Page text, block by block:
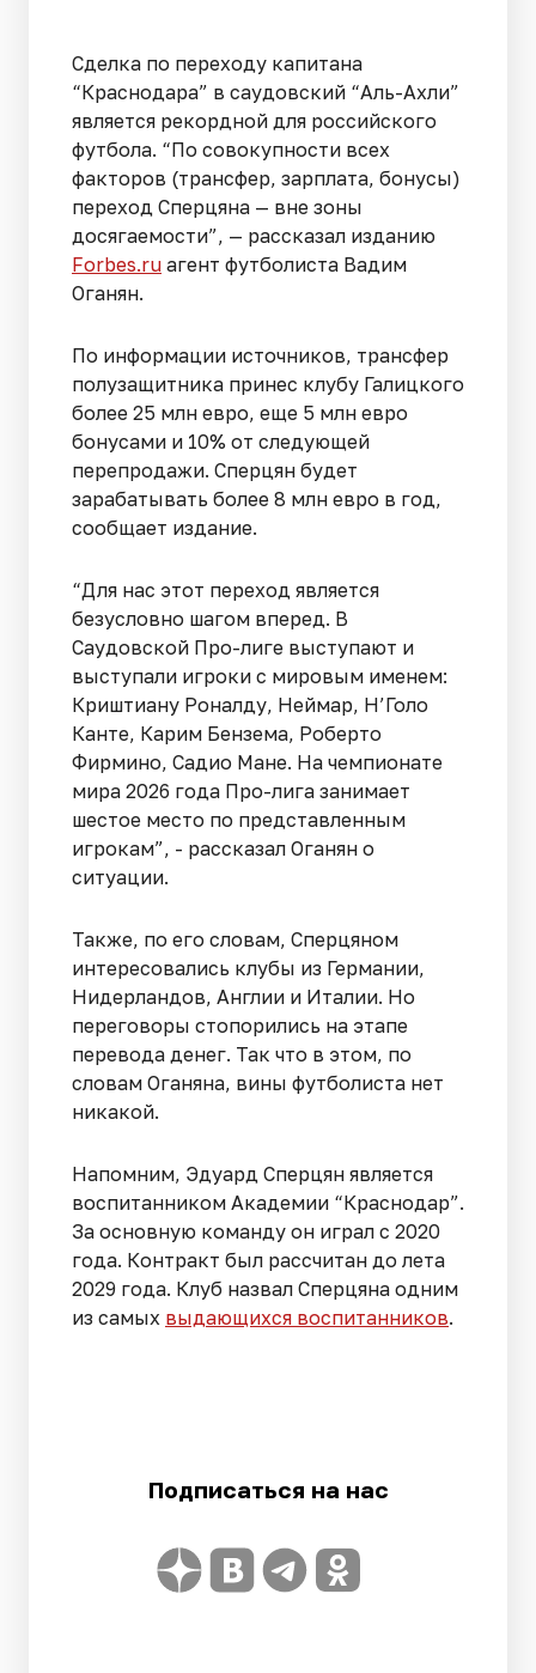
Сделка по переходу капитана
“Краснодара” в саудовский “Аль-Ахли”
является рекордной для российского
футбола. “По совокупности всех
факторов (трансфер, зарплата, бонусы)
переход Сперцяна — вне зоны
досягаемости”, — рассказал изданию
Forbes.ru агент футболиста Вадим
Оганян.
По информации источников, трансфер
полузащитника принес клубу Галицкого
более 25 млн евро, еще 5 млн евро
бонусами и 10% от следующей
перепродажи. Сперцян будет
зарабатывать более 8 млн евро в год,
сообщает издание.
“Для нас этот переход является
безусловно шагом вперед. В
Саудовской Про-лиге выступают и
выступали игроки с мировым именем:
Криштиану Роналду, Неймар, Н’Голо
Канте, Карим Бензема, Роберто
Фирмино, Садио Мане. На чемпионате
мира 2026 года Про-лига занимает
шестое место по представленным
игрокам”, - рассказал Оганян о
ситуации.
Также, по его словам, Сперцяном
интересовались клубы из Германии,
Нидерландов, Англии и Италии. Но
переговоры стопорились на этапе
перевода денег. Так что в этом, по
словам Оганяна, вины футболиста нет
никакой.
Напомним, Эдуард Сперцян является
воспитанником Академии “Краснодар”.
За основную команду он играл с 2020
года. Контракт был рассчитан до лета
2029 года. Клуб назвал Сперцяна одним
из самых выдающихся воспитанников.
Подписаться на нас